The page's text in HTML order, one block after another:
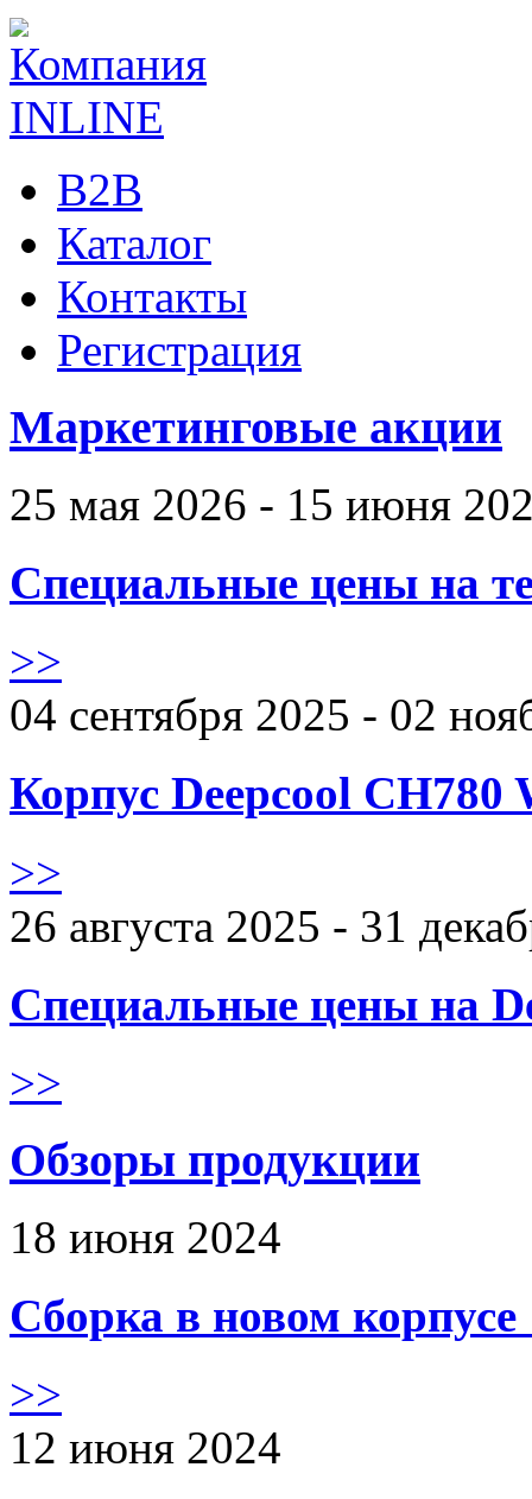
B2B
Каталог
Контакты
Регистрация
Маркетинговые акции
25 мая 2026 - 15 июня
Специальные цены на
>>
04 сентября 2025 - 02
Корпус Deepcool CH780
>>
26 августа 2025 - 31
Специальные цены на
>>
Обзоры продукции
18 июня 2024
Сборка в новом
>>
12 июня 2024